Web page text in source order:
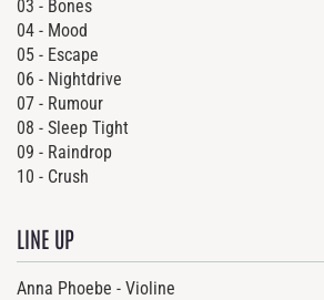
03 - Bones
04 - Mood
05 - Escape
06 - Nightdrive
07 - Rumour
08 - Sleep Tight
09 - Raindrop
10 - Crush
LINE UP
Anna Phoebe - Violine